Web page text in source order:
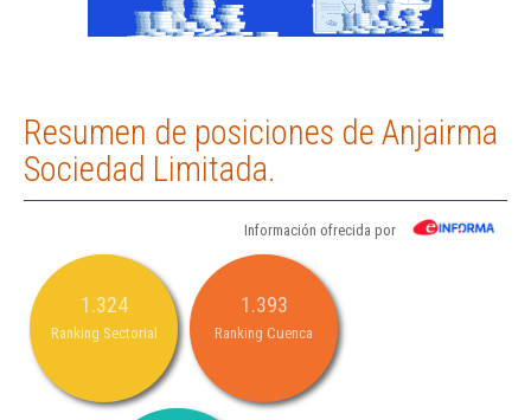
Resumen de posiciones de Anjairma
Sociedad Limitada.
Información ofrecida por
1.324
Ranking Sectorial
1.393
Ranking Cuenca